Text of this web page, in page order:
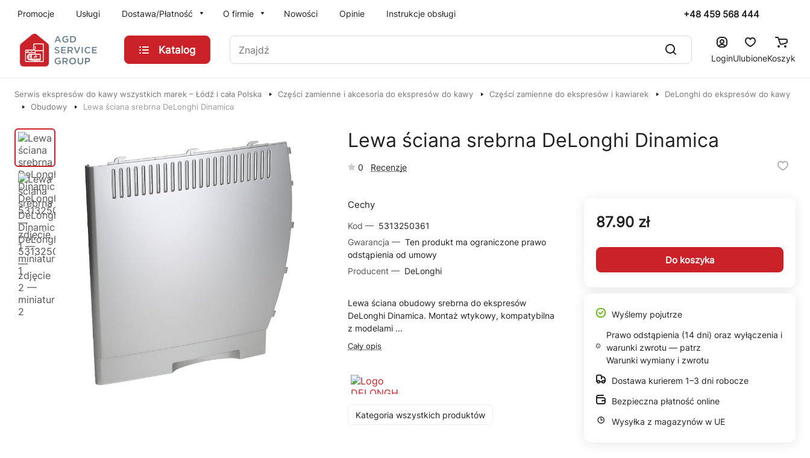
Promocje Usługi Dostawa/Płatność O firmie Nowości Opinie Instrukcje obsługi +48 459 568 444
Katalog
Znajdź
LoginUlubioneKoszyk
Serwis ekspresów do kawy wszystkich marek – Łódź i cała Polska Części zamienne i akcesoria do ekspresów do kawy Części zamienne do ekspresów i kawiarek
DeLonghi do ekspresów do kawy
Obudowy
Lewa ściana srebrna DeLonghi Dinamica
Lewa ściana srebrna DeLonghi Dinamica
0 Recenzje
Cechy
Kod — 5313250361
Gwarancja — Ten produkt ma ograniczone prawo
odstąpienia od umowy
Producent — DeLonghi
Lewa ściana obudowy srebrna do ekspresów
DeLonghi Dinamica. Montaż wtykowy, kompatybilna
z modelami ...
Cały opis
Kategoria wszystkich produktów
87.90 zł
Do koszyka
Wyślemy pojutrze
Prawo odstąpienia (14 dni) oraz wyłączenia i
warunki zwrotu — patrz
Warunki wymiany i zwrotu
Dostawa kurierem 1–3 dni robocze
Bezpieczna płatność online
Wysyłka z magazynów w UE